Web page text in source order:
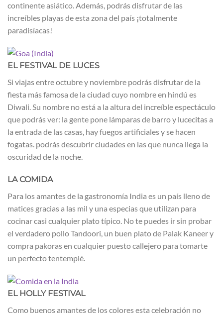
continente asiático. Además, podrás disfrutar de las
increíbles playas de esta zona del país ¡totalmente
paradisíacas!
EL FESTIVAL DE LUCES
Si viajas entre octubre y noviembre podrás disfrutar de la
fiesta más famosa de la ciudad cuyo nombre en hindú es
Diwali. Su nombre no está a la altura del increíble espectáculo
que podrás ver: la gente pone lámparas de barro y lucecitas a
la entrada de las casas, hay fuegos artificiales y se hacen
fogatas. podrás descubrir ciudades en las que nunca llega la
oscuridad de la noche.
LA COMIDA
Para los amantes de la gastronomía India es un país lleno de
matices gracias a las mil y una especias que utilizan para
cocinar casi cualquier plato típico. No te puedes ir sin probar
el verdadero pollo Tandoori, un buen plato de Palak Kaneer y
compra pakoras en cualquier puesto callejero para tomarte
un perfecto tentempié.
EL HOLLY FESTIVAL
Como buenos amantes de los colores esta celebración no